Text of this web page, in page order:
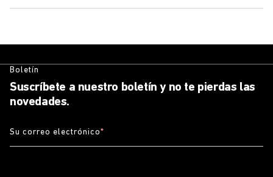
Boletín
Suscríbete a nuestro boletín y no te pierdas las
novedades.
Su correo electrónico*